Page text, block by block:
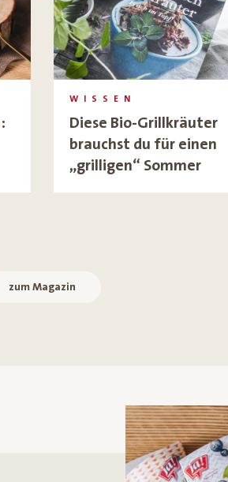
WISSEN
Diese Bio-Grillkräuter
brauchst du für einen
„grilligen“ Sommer
zum Magazin